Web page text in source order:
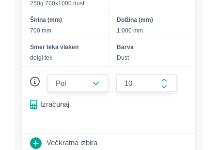
250g 700x1000 dust
Širina (mm)
700 mm
Dolžina (mm)
1.000 mm
Smer teka vlaken
dolgi tek
Barva
Dust
form.increase-
Izračunaj
Večkratna izbira